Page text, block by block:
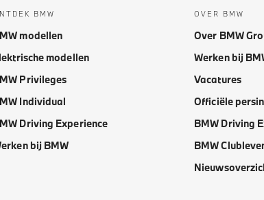
BMW
modellen
modellen
Privileges
Individual
Driving Experience
bij BMW
OVER BMW
Over BMW
Werken bij
Vacatures
Officiële
BMW Driving
BMW